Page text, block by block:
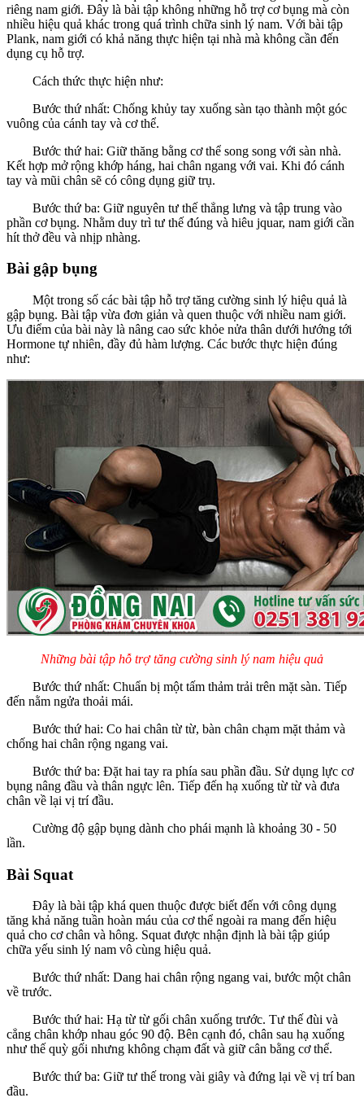
riêng nam giới. Đây là bài tập không những hỗ trợ cơ bụng mà còn
nhiều hiệu quả khác trong quá trình chữa sinh lý nam. Với bài tập
Plank, nam giới có khả năng thực hiện tại nhà mà không cần đến
dụng cụ hỗ trợ.
Cách thức thực hiện như:
Bước thứ nhất: Chống khủy tay xuống sàn tạo thành một góc
vuông của cánh tay và cơ thể.
Bước thứ hai: Giữ thăng bằng cơ thể song song với sàn nhà.
Kết hợp mở rộng khớp háng, hai chân ngang với vai. Khi đó cánh
tay và mũi chân sẽ có công dụng giữ trụ.
Bước thứ ba: Giữ nguyên tư thế thẳng lưng và tập trung vào
phần cơ bụng. Nhằm duy trì tư thế đúng và hiêu jquar, nam giới cần
hít thở đều và nhịp nhàng.
Bài gập bụng
Một trong số các bài tập hỗ trợ tăng cường sinh lý hiệu quả là
gập bụng. Bài tập vừa đơn giản và quen thuộc với nhiều nam giới.
Ưu điểm của bài này là nâng cao sức khỏe nửa thân dưới hướng tới
Hormone tự nhiên, đầy đủ hàm lượng. Các bước thực hiện đúng
như:
Những bài tập hỗ trợ tăng cường sinh lý nam hiệu quả
Bước thứ nhất: Chuẩn bị một tấm thảm trải trên mặt sàn. Tiếp
đến nằm ngửa thoải mái.
Bước thứ hai: Co hai chân từ từ, bàn chân chạm mặt thảm và
chống hai chân rộng ngang vai.
Bước thứ ba: Đặt hai tay ra phía sau phần đầu. Sử dụng lực cơ
bụng nâng đầu và thân ngực lên. Tiếp đến hạ xuống từ từ và đưa
chân về lại vị trí đầu.
Cường độ gập bụng dành cho phái mạnh là khoảng 30 - 50
lần.
Bài Squat
Đây là bài tập khá quen thuộc được biết đến với công dụng
tăng khả năng tuần hoàn máu của cơ thể ngoài ra mang đến hiệu
quả cho cơ chân và hông. Squat được nhận định là bài tập giúp
chữa yếu sinh lý nam vô cùng hiệu quả.
Bước thứ nhất: Dang hai chân rộng ngang vai, bước một chân
về trước.
Bước thứ hai: Hạ từ từ gối chân xuống trước. Tư thế đùi và
cẳng chân khớp nhau góc 90 độ. Bên cạnh đó, chân sau hạ xuống
như thế quỳ gối nhưng không chạm đất và giữ cân bằng cơ thể.
Bước thứ ba: Giữ tư thế trong vài giây và đứng lại về vị trí ban
đầu.